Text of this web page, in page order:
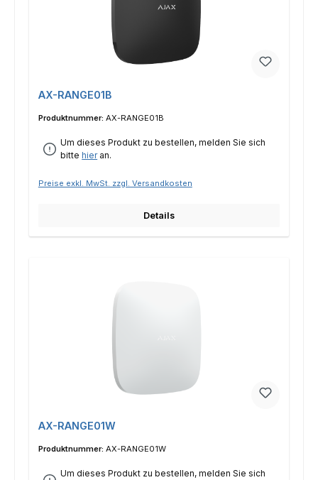
AX-RANGE01B
Produktnummer: AX-RANGE01B
Um dieses Produkt zu bestellen, melden Sie sich
bittehieran.
Preise exkl. MwSt. zzgl. Versandkosten
Details
AX-RANGE01W
Produktnummer: AX-RANGE01W
Um dieses Produkt zu bestellen, melden Sie sich